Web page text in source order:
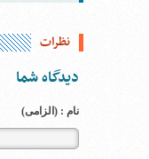
نظرات
دیدگاه شما
نام : (الزامی)